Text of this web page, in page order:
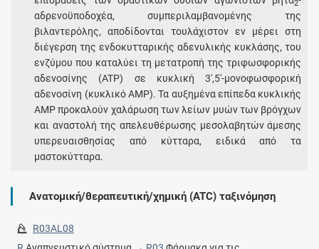
2
αδρενοϋποδοχέα, συμπεριλαμβανομένης της
βιλαντερόλης, αποδίδονται τουλάχιστον εν μέρει στη
διέγερση της ενδοκυτταρικής αδενυλικής κυκλάσης, του
ενζύμου που καταλύει τη μετατροπή της τριφωσφορικής
αδενοσίνης (ATP) σε κυκλική 3',5'-μονοφωσφορική
αδενοσίνη (κυκλικό ΑΜΡ). Τα αυξημένα επίπεδα κυκλικής
AMP προκαλούν χαλάρωση των λείων μυών των βρόγχων
και αναστολή της απελευθέρωσης μεσολαβητών άμεσης
υπερευαισθησίας από κύτταρα, ειδικά από τα
μαστοκύτταρα.
Ανατομική/θεραπευτική/χημική (ATC) ταξινόμηση
R03AL08